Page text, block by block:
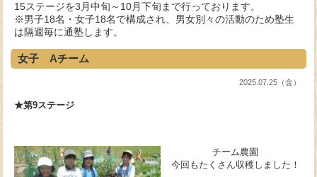
15ステージを3月中旬～10月下旬まで行っております。
※男子18名・女子18名で構成され、男女別々の活動のため塾生
は隔週毎に通塾します。
女子 Aチーム
2025.07.25（金）
★第9ステージ
チーム農園
今回もたくさん収穫しました！